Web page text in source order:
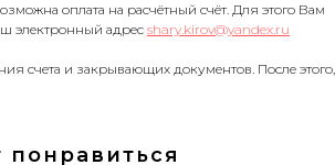
оплата на расчётный счёт. Для этого Вам
электронный адрес shary.kirov@yandex.ru
счета и закрывающих документов. После этого,